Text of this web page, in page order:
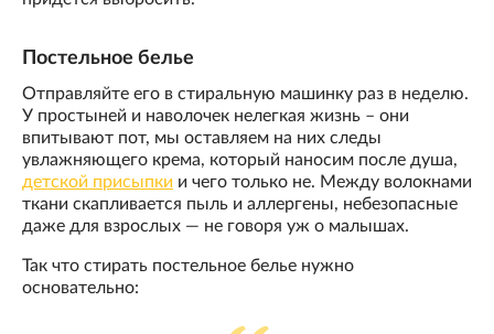
Постельное белье
Отправляйте его в стиральную машинку раз в неделю.
У простыней и наволочек нелегкая жизнь – они
впитывают пот, мы оставляем на них следы
увлажняющего крема, который наносим после душа,
детской присыпки и чего только не. Между волокнами
ткани скапливается пыль и аллергены, небезопасные
даже для взрослых — не говоря уж о малышах.
Так что стирать постельное белье нужно
основательно: